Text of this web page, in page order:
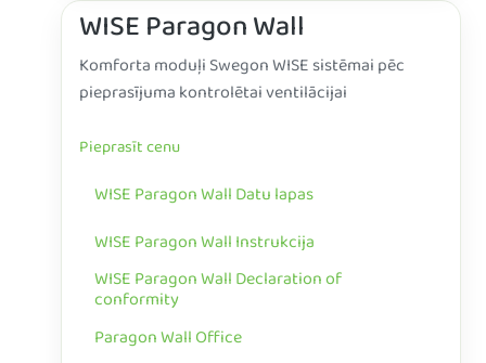
WISE Paragon Wall
Komforta moduļi Swegon WISE sistēmai pēc
pieprasījuma kontrolētai ventilācijai
Pieprasīt cenu
WISE Paragon Wall Datu lapas
WISE Paragon Wall Instrukcija
WISE Paragon Wall Declaration of
conformity
Paragon Wall Office